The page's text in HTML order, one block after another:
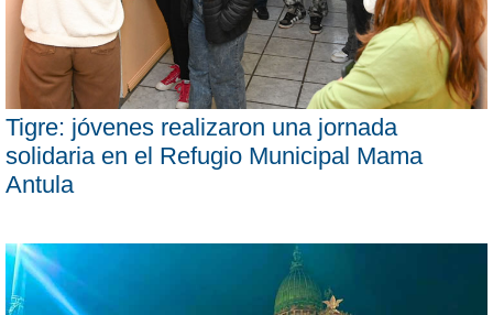
Tigre: jóvenes realizaron una jornada
solidaria en el Refugio Municipal Mama
Antula